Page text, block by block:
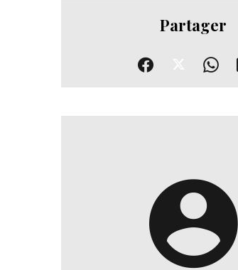
Partager